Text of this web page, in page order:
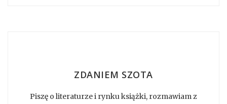
ZDANIEM SZOTA
Piszę o literaturze i rynku książki, rozmawiam z